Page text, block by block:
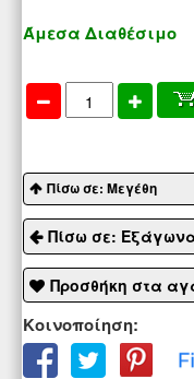
Άμεσα Διαθέσιμο
Πίσω σε: Μεγέθη
Πίσω σε:
Προσθήκη στα
Κοινοποίηση: